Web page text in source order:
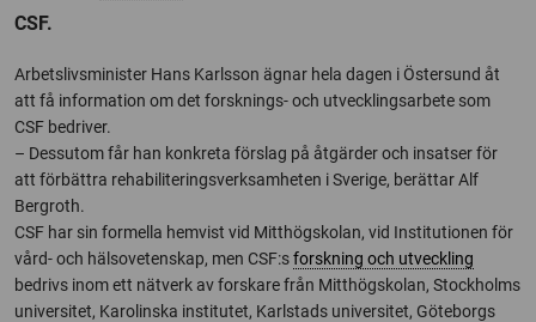
CSF.
Arbetslivsminister Hans Karlsson ägnar hela dagen i Östersund åt
att få information om det forsknings- och utvecklingsarbete som
CSF bedriver.
– Dessutom får han konkreta förslag på åtgärder och insatser för
att förbättra rehabiliteringsverksamheten i Sverige, berättar Alf
Bergroth.
CSF har sin formella hemvist vid Mitthögskolan, vid Institutionen för
vård- och hälsovetenskap, men CSF:sforskning och utveckling
bedrivs inom ett nätverk av forskare från Mitthögskolan, Stockholms
universitet, Karolinska institutet, Karlstads universitet, Göteborgs